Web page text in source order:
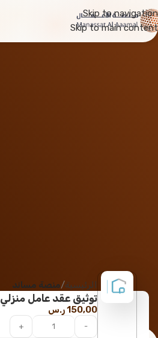
Skip to navigation
Skip to main content
الرئيسية منصة مساند
توثيق عقد عامل منزلي
150,00ر.س